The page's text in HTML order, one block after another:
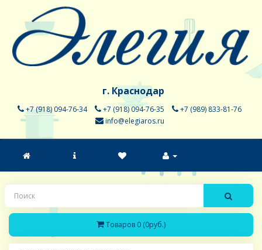
г. Краснодар
+7 (918) 094-76-34 +7 (918) 094-76-35
+7 (989) 833-81-76
info@elegiaros.ru
Товаров 0 (0руб.)